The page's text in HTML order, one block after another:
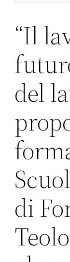
“Il
del
di